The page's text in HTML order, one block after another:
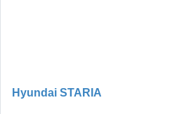
Hyundai STARIA